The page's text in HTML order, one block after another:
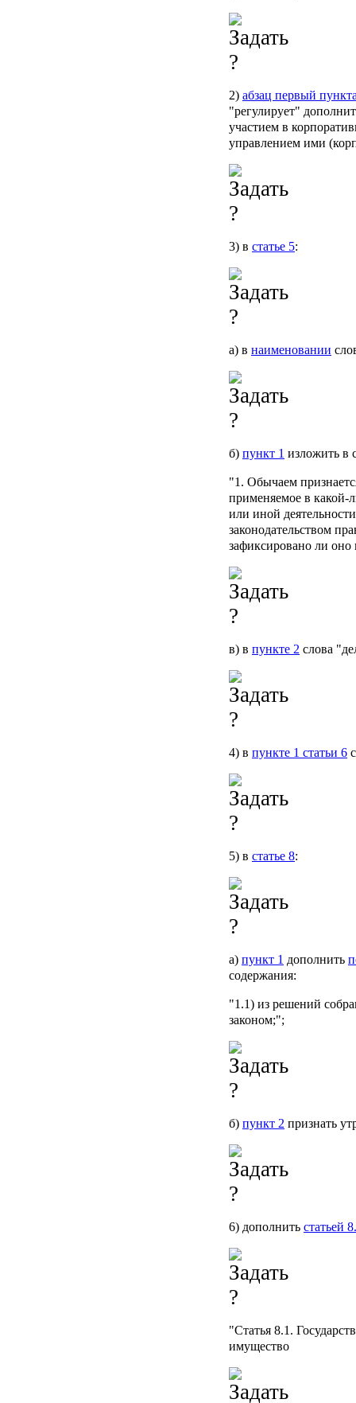
2) абзац первый
"регулирует"
участием в
управлением ими
3) в статье 5:
а) в наименовании
б) пункт 1 изложить в
"1. Обычаем
применяемое в какой-
или иной
законодательством
зафиксировано ли
в) в пункте 2 слова
4) в пункте 1 статьи 6
5) в статье 8:
а) пункт 1 дополнить
содержания:
"1.1) из решений
законом;";
б) пункт 2 признать
6) дополнить статьей
"Статья 8.1.
имущество